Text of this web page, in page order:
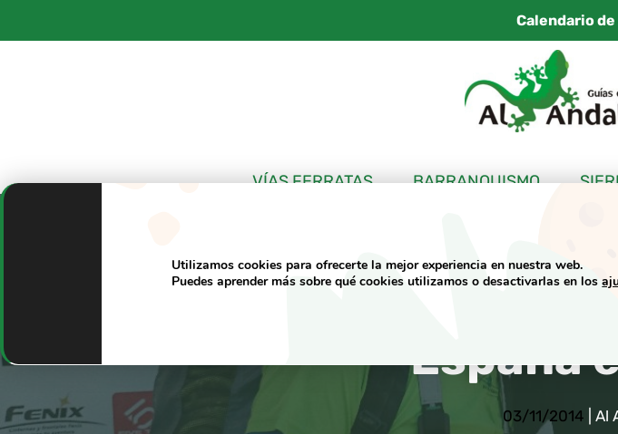
Calendario
VÍAS FERRATAS BARRANQUISMO
España
03/11/2014 Al
Utilizamos cookies para ofrecerte la mejor experiencia en nuestra web.
Puedes aprender más sobre qué cookies utilizamos o desactivarlas en los